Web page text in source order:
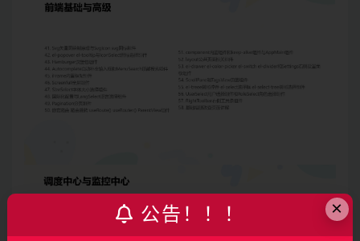
×
公告！！！